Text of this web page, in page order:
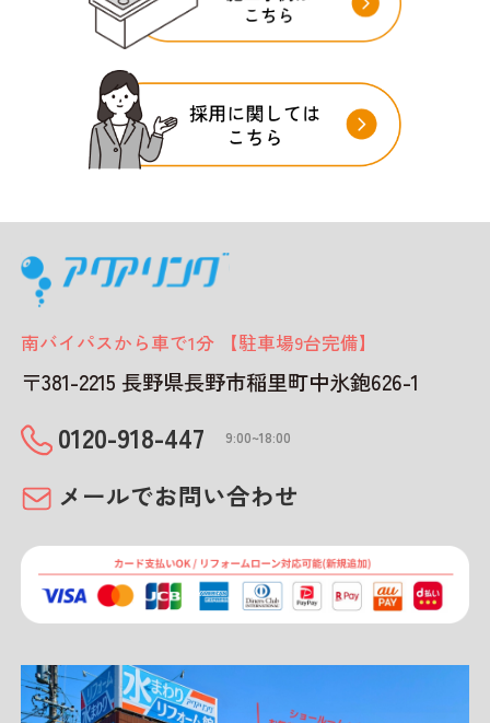
南バイパスから車で1分 【駐車場9台完備】
〒381-2215 長野県長野市稲里町中氷鉋626-1
0120-918-447 9:00~18:00
メールでお問い合わせ